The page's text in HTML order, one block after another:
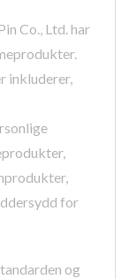
Co., Ltd. har
inkluderer,
for
og